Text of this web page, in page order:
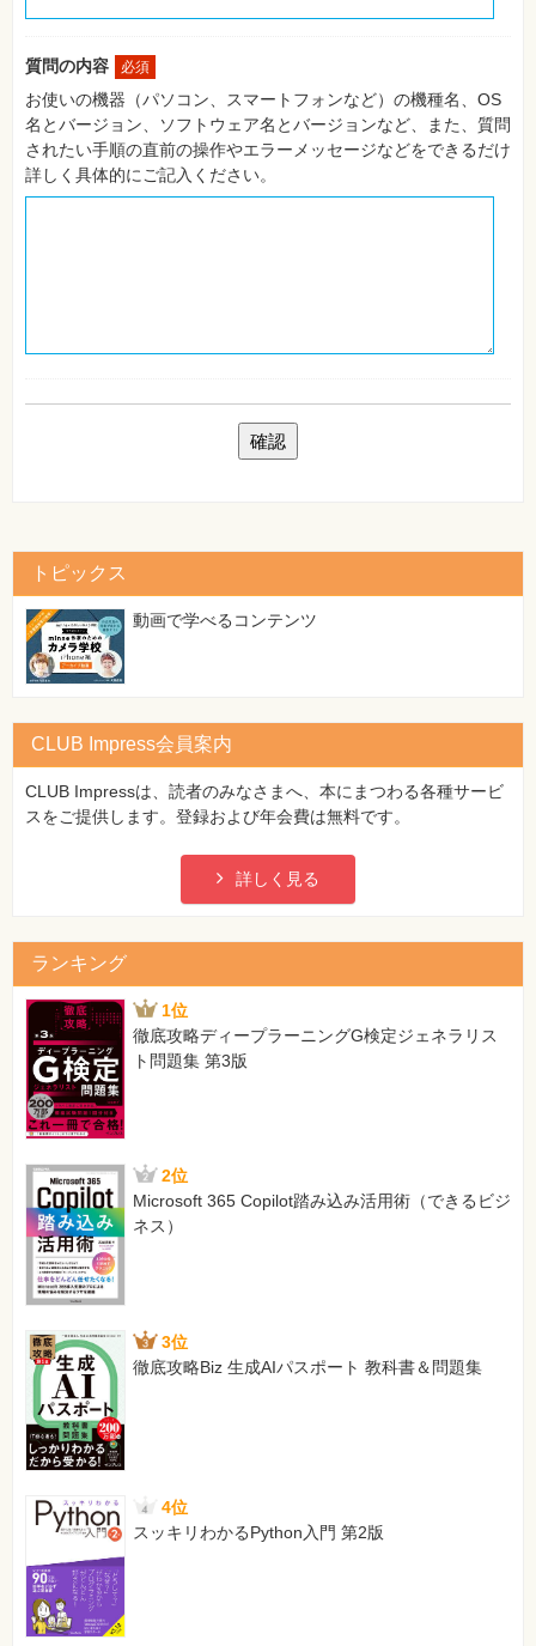
集
自
作・
パ
ソ
コ
ン・
ホ
ビ
ー
ー
特
⼀
覧
質問の内容 必須
お使いの機器（パソコン、スマートフォンなど）の機種名、OS
名とバージョン、ソフトウェア名とバージョンなど、また、質問
されたい手順の直前の操作やエラーメッセージなどをできるだけ
詳しく具体的にご記入ください。
トピックス
動画で学べるコンテンツ
CLUB Impress会員案内
CLUB Impressは、読者のみなさまへ、本にまつわる各種サービ
スをご提供します。登録および年会費は無料です。
詳しく見る
ランキング
1位
徹底攻略ディープラーニングG検定ジェネラリス
ト問題集 第3版
2位
Microsoft 365 Copilot踏み込み活用術（できるビジ
ネス）
3位
徹底攻略Biz 生成AIパスポート 教科書＆問題集
4位
スッキリわかるPython入門 第2版